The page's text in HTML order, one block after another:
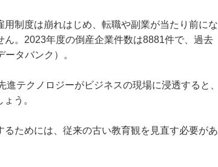
制度は崩れはじめ、転職や副業が当たり前にな
。2023年度の倒産企業件数は8881件で、過去
タバンク）。
テクノロジーがビジネスの現場に浸透すると、
う。
ためには、従来の古い教育観を見直す必要があ